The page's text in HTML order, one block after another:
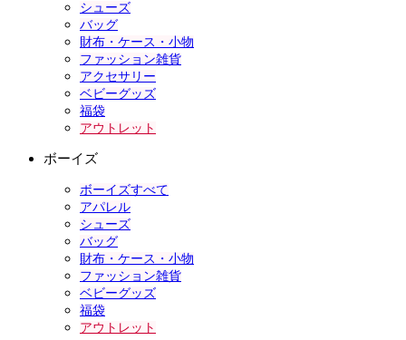
シューズ
バッグ
財布・ケース・小物
ファッション雑貨
アクセサリー
ベビーグッズ
福袋
アウトレット
ボーイズ
ボーイズすべて
アパレル
シューズ
バッグ
財布・ケース・小物
ファッション雑貨
ベビーグッズ
福袋
アウトレット